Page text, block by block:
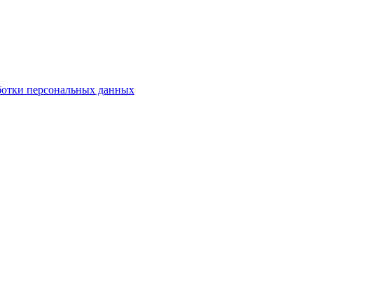
персональных данных